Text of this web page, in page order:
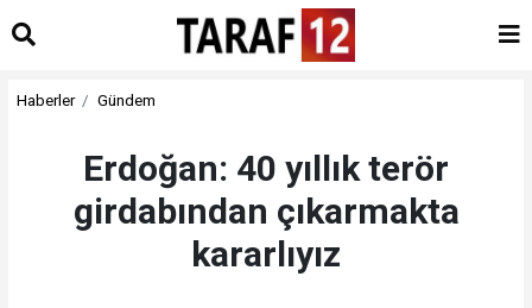
Haberler Gündem
Erdoğan: 40 yıllık terör
girdabından çıkarmakta
kararlıyız